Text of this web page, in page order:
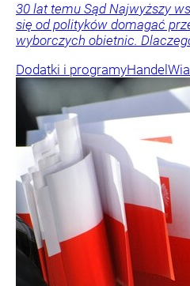
30 lat temu Sąd Najwyższy
się od polityków domagać
wyborczych obietnic.
Dodatki i programyHandel